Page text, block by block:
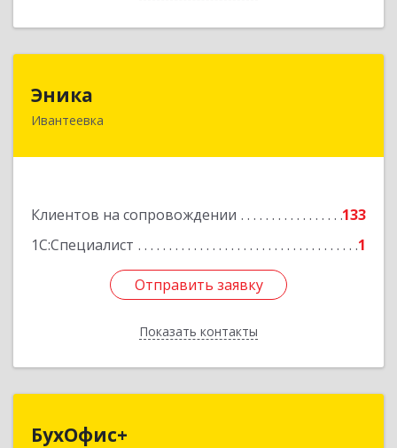
Эника
Ивантеевка
Клиентов на сопровождении
133
1С:Специалист
1
Отправить заявку
Показать контакты
141280, Московская обл, г.о. Пушкинский,
Отправить заявку
Назад
БухОфис+